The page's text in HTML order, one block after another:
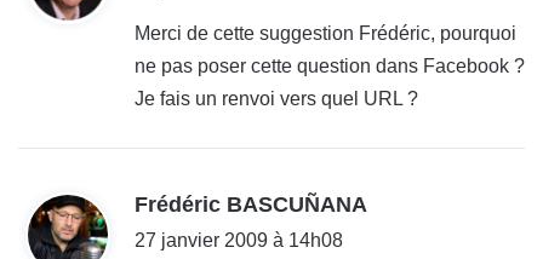
Merci de cette suggestion Frédéric, pourquoi
ne pas poser cette question dans Facebook ?
Je fais un renvoi vers quel URL ?
Frédéric BASCUÑANA
27 janvier 2009 à 14h08